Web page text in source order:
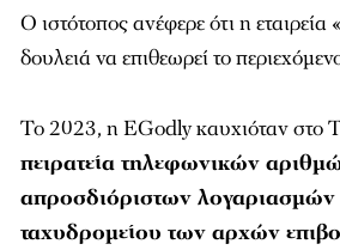
Ο ιστότοπος ανέφερε ότι η εταιρεία
δουλειά να επιθεωρεί το
Το 2023, η EGodly καυχιόταν στο
πειρατεία τηλεφωνικών
απροσδιόριστων λογαριασμών
ταχυδρομείου των αρχών